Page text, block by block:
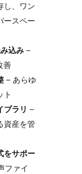
し、ワン
ースペー
込み –
善
– あらゆ
ト
ブラリ –
資産を管
をサポー
ファイ